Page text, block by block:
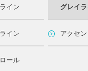
イン グレイ
イン アクセ
ール